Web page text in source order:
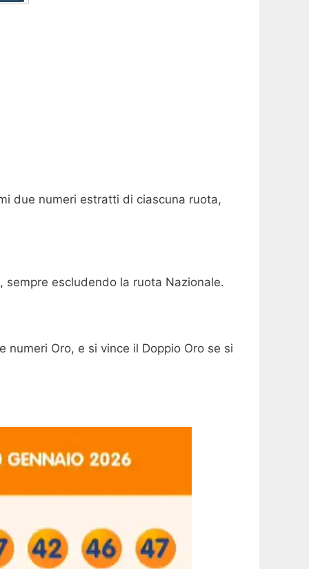
due numeri estratti di ciascuna ruota,
escludendo la ruota Nazionale.
numeri Oro, e si vince il Doppio Oro se si